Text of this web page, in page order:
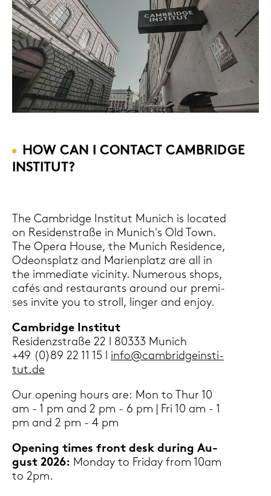
HOW CAN I CON­TACT CAM­BRIDGE
IN­STI­TUT?
The Cam­bridge In­sti­tut Mu­nich is lo­ca­ted
on Re­si­den­stra­ße in Mu­nich's Old Town.
The Opera House, the Mu­nich Re­si­dence,
Ode­ons­platz and Ma­ri­en­platz are all in
the im­me­dia­te vi­cini­ty. Numerous shops,
cafés and re­stau­rants around our pre­mi­
ses in­vi­te you to stroll, lin­ger and enjoy.
Cam­bridge In­sti­tut
Re­si­denz­stra­ße 22 l 80333 Mu­nich
+49 (0)89 22 11 15 l info@cam­brid­ge­in­sti­
tut.de
Our ope­ning hours are: Mon to Thur 10
am - 1 pm and 2 pm - 6 pm | Fri 10 am - 1
pm and 2 pm - 4 pm
Ope­ning times front desk du­ring Au­
gust 2026: Mon­day to Fri­day from 10am
to 2pm.